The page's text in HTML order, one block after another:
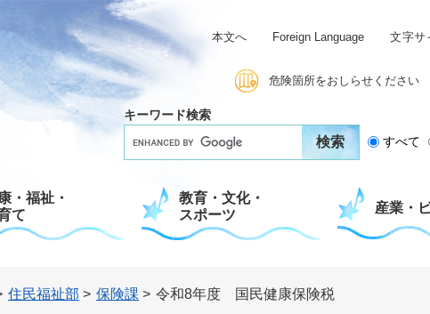
本文へ Foreign Language 文字サ
危険箇所をおしらせください
キーワード検索
ム
検
すべて
・福祉・
て
教育・文化・
スポーツ
産業・
住民福祉部 > 保険課 > 令和8年度 国民健康保険税